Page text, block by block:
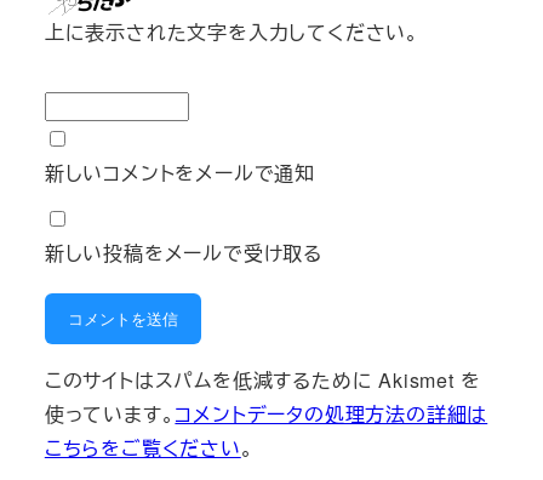
上に表示された文字を入力してください。
新しいコメントをメールで通知
新しい投稿をメールで受け取る
このサイトはスパムを低減するために Akismet を
使っています。 コメントデータの処理方法の詳細は
こちらをご覧ください。